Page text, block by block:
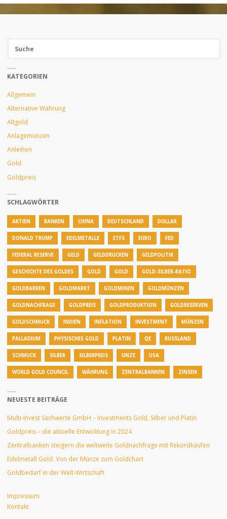
MUSS
SINN
KATEGORIEN
Allgemein
Alternative Währung
Altgold
Anlagemünzen
Anleihen
Gold
Goldpreis
SCHLAGWÖRTER
AKTIEN BANKEN CHINA DEUTSCHLAND DOLLAR
DONALD TRUMP EDELMETALLE ETFS EURO FED
FEDERAL RESERVE GELD GELDDRUCKEN GELDPOLITIK
GESCHICHTE DES GOLDES GOLD GOLD GOLD-SILBER-RATIO
GOLDBARREN GOLDMARKT GOLDMINEN GOLDMÜNZEN
GOLDNACHFRAGE GOLDPREIS GOLDPRODUKTION GOLDRESERVEN
GOLDSCHMUCK INDIEN INFLATION INVESTMENT MÜNZEN
PALLADIUM PHYSISCHES GOLD PLATIN QE RUSSLAND
SCHMUCK SILBER SILBERPREIS UNZE USA
WORLD GOLD COUNCIL WÄHRUNG ZENTRALBANKEN ZINSEN
NEUESTE BEITRÄGE
Multi-Invest Sachwerte GmbH – Investments Gold, Silber und Platin
Goldpreis – die aktuelle Entwicklung in 2024
Zentralbanken steigern die weltweite Goldnachfrage mit Rekordkäufen
Edelmetall Gold: Von der Münze zum Goldchart
Goldbedarf in der Welt-Wirtschaft
Impressum
Kontakt